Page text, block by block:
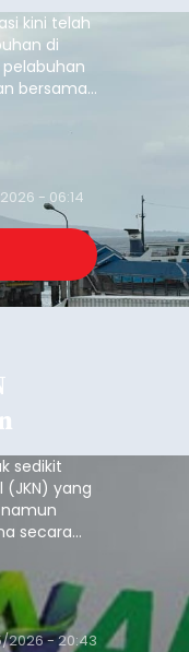
kini telah
di
bersama
dan
- 06:14
sedikit
(JKN) yang
secara
2026 - 20:43